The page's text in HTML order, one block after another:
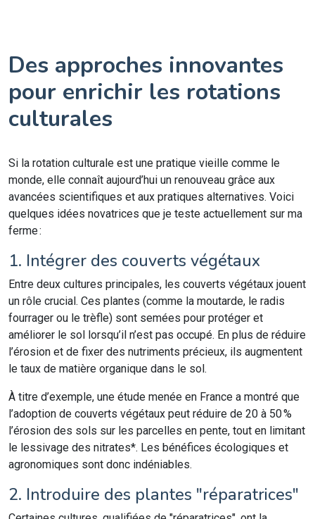
Des approches innovantes
pour enrichir les rotations
culturales
Si la rotation culturale est une pratique vieille comme le
monde, elle connaît aujourd’hui un renouveau grâce aux
avancées scientifiques et aux pratiques alternatives. Voici
quelques idées novatrices que je teste actuellement sur ma
ferme :
1. Intégrer des couverts végétaux
Entre deux cultures principales, les couverts végétaux jouent
un rôle crucial. Ces plantes (comme la moutarde, le radis
fourrager ou le trèfle) sont semées pour protéger et
améliorer le sol lorsqu’il n’est pas occupé. En plus de réduire
l’érosion et de fixer des nutriments précieux, ils augmentent
le taux de matière organique dans le sol.
À titre d’exemple, une étude menée en France a montré que
l’adoption de couverts végétaux peut réduire de 20 à 50 %
l’érosion des sols sur les parcelles en pente, tout en limitant
le lessivage des nitrates*. Les bénéfices écologiques et
agronomiques sont donc indéniables.
2. Introduire des plantes "réparatrices"